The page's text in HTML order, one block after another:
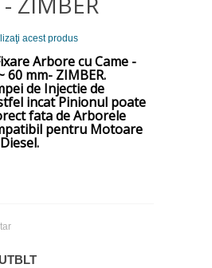
acest produs
Arbore cu Came -
60 mm- ZIMBER.
de Injectie de
incat Pinionul poate
fata de Arborele
pentru Motoare